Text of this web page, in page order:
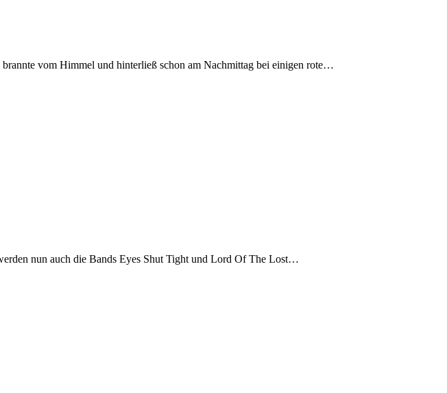
brannte vom Himmel und hinterließ schon am Nachmittag bei einigen rote…
nun auch die Bands Eyes Shut Tight und Lord Of The Lost…